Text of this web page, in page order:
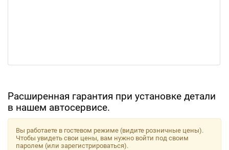
Расширенная гарантия при установке детали
в нашем автосервисе.
Вы работаете в гостевом режиме (видите розничные цены).
Чтобы увидеть свои цены, вам нужно войти под своим
паролем (или зарегистрироваться).